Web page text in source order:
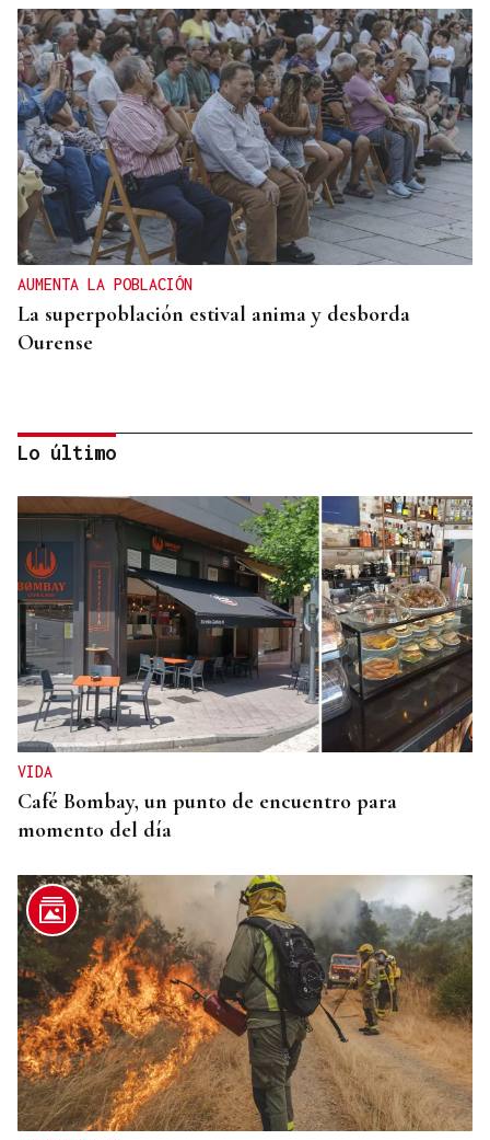
AUMENTA LA POBLACIÓN
La superpoblación estival anima y desborda
Ourense
SEGURIDAD
Más de 200 guardias civiles darán seguridad en el
eclipse a la provincia de Ourense
Lo último
VIDA
Café Bombay, un punto de encuentro para
momento del día